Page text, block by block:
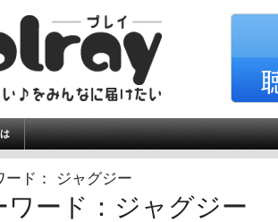
ード： ジャグジー
ワード：ジャグジー